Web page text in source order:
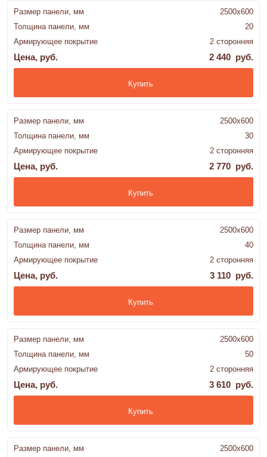
Размер панели, мм
2500x600
Толщина панели, мм
20
Армирующее покрытие
2 сторонняя
Цена, руб. 2 440 руб.
Купить
Размер панели, мм
2500x600
Толщина панели, мм
30
Армирующее покрытие
2 сторонняя
Цена, руб. 2 770 руб.
Купить
Размер панели, мм
2500x600
Толщина панели, мм
40
Армирующее покрытие
2 сторонняя
Цена, руб. 3 110 руб.
Купить
Размер панели, мм
2500x600
Толщина панели, мм
50
Армирующее покрытие
2 сторонняя
Цена, руб. 3 610 руб.
Купить
Размер панели, мм 2500x600